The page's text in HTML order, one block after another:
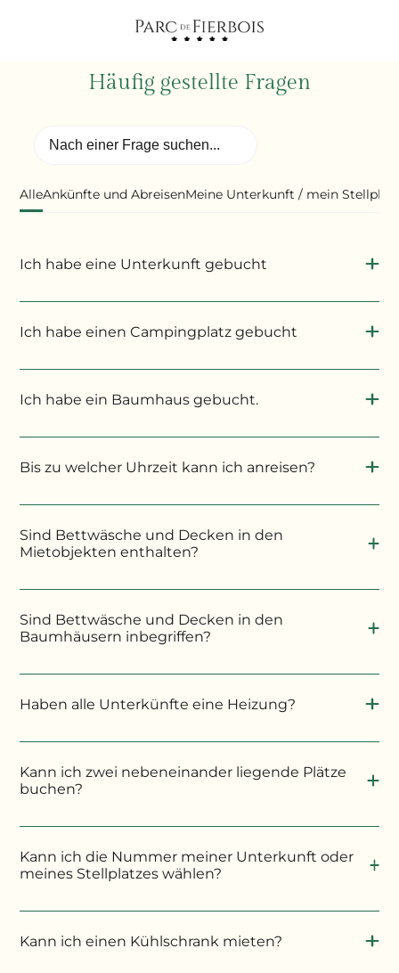
Häufig gestellte Fragen
AlleAnkünfte und AbreisenMeine Unterkunft / mein
Ich habe eine Unterkunft gebucht
Uhr erfolgen.
Ich habe einen Campingplatz gebucht
Ich habe ein Baumhaus gebucht.
Bis zu welcher Uhrzeit kann ich anreisen?
Sind Bettwäsche und Decken in den
Mietobjekten enthalten?
Sind Bettwäsche und Decken in den
Baumhäusern inbegriffen?
Haben alle Unterkünfte eine Heizung?
Kann ich zwei nebeneinander liegende Plätze
buchen?
Kann ich die Nummer meiner Unterkunft oder
meines Stellplatzes wählen?
Kann ich einen Kühlschrank mieten?